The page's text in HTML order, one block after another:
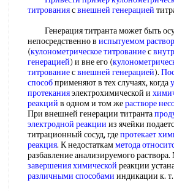
титрованиясвнешней генерацией
Генерация титранта может быть
непосредственно в испытуемом
(кулонометрическое титрованиес
генерацией) и вне его (
титрованиесвнешней генерацией).
способприменяют в тех случаях, когда
протеканияэлектрохимической и
реакций в одном и том жерастворе
При внешней генерации титранта
электродной реакции из ячейки
титрационный сосуд, гдепротекает
реакция. К недостаткамметода
разбавление анализируемого
завершения химической реакции
различными способами индикации к. т.